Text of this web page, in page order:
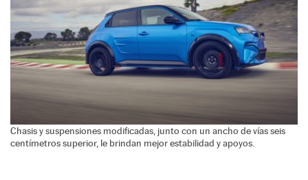
Chasis y suspensiones modificadas, junto con un ancho de vías seis
centímetros superior, le brindan mejor estabilidad y apoyos.